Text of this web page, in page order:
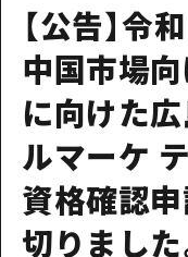
【公告】令
中国市場
に向けた
ルマーケ
資格確認
切りました